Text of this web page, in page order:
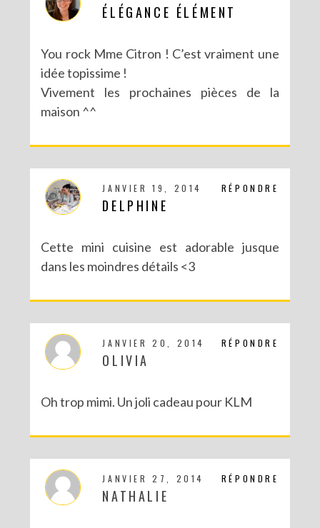
ÉLÉGANCE ÉLÉMENT
You rock Mme Citron ! C’est vraiment une
idée topissime !
Vivement les prochaines pièces de la
maison ^^
RÉPONDRE
JANVIER 19, 2014
DELPHINE
Cette mini cuisine est adorable jusque
dans les moindres détails <3
RÉPONDRE
JANVIER 20, 2014
OLIVIA
Oh trop mimi. Un joli cadeau pour KLM
RÉPONDRE
JANVIER 27, 2014
NATHALIE